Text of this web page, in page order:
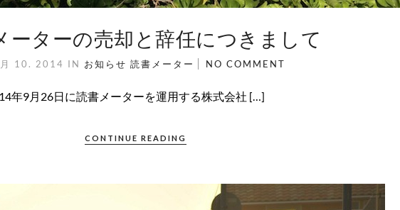
ーターの売却と辞任につきまして
10. 2014 IN お知らせ 読書メーター NO COMMENT
年9月26日に読書メーターを運用する株式会社 […]
CONTINUE READING